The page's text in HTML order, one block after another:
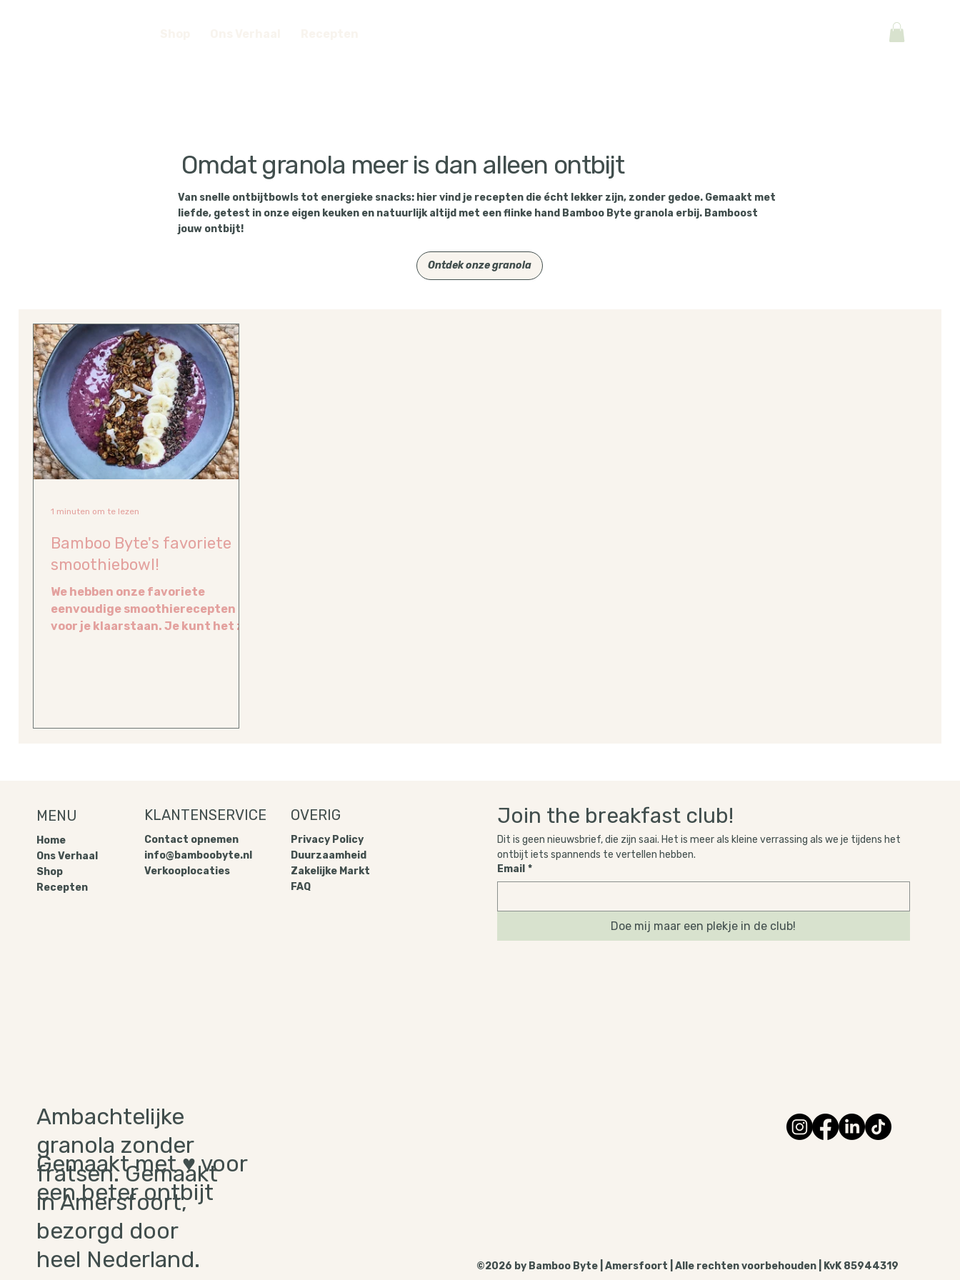
Omdat granola meer is dan alleen ontbijt
Van snelle ontbijtbowls tot energieke snacks: hier vind je recepten die écht lekker zijn, zonder gedoe. Gemaakt met
liefde, getest in onze eigen keuken en natuurlijk altijd met een flinke hand Bamboo Byte granola erbij. Bamboost
jouw ontbijt!
Ontdek onze granola
Bamboo Byte's favoriete
smoothiebowl!
We hebben onze favoriete
eenvoudige smoothierecepten
voor je klaarstaan. Je kunt het zo
1 minuten om te lezen
MENU
Home
Ons Verhaal
Shop
Recepten
KLANTENSERVICE
Contact opnemen
info@bamboobyte.nl
Verkooplocaties
OVERIG
Privacy Policy​
Duurzaamheid
Zakelijke Markt
FAQ
Join the breakfast club!
Dit is geen nieuwsbrief, die zijn saai. Het is meer als kleine verrassing als we je tijdens het
ontbijt iets spannends te vertellen hebben.
Email *
Doe mij maar een plekje in de club!
Ambachtelijke
granola zonder
fratsen. Gemaakt
in Amersfoort,
bezorgd door
heel Nederland.
Gemaakt met ♥ voor
een beter ontbijt
©2026 by Bamboo Byte | Amersfoort | Alle rechten voorbehouden | KvK 85944319